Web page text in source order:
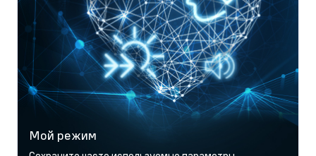
Мой режим